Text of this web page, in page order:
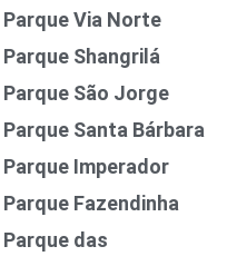
Via Norte
Shangrilá
São Jorge
Santa Bárbara
Imperador
Fazendinha
das